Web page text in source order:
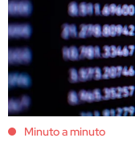
Minuto a minuto